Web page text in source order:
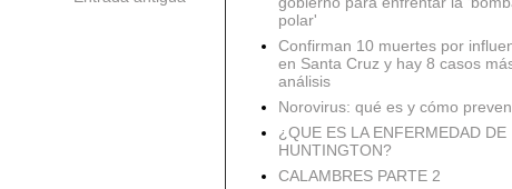
polar'
Confirman 10 muertes por
en Santa Cruz y hay 8 casos
análisis
Norovirus: qué es y cómo
¿QUE ES LA ENFERMEDAD DE
HUNTINGTON?
CALAMBRES PARTE 2